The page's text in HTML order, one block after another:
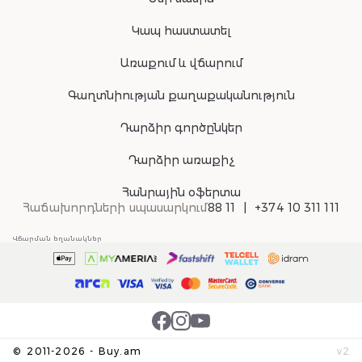
Կապ հաստատել
Առաքում և վճարում
Գաղտնիության քաղաքականություն
Դարձիր գործընկեր
Դարձիր առաքիչ
Հանրային օֆերտա
Հաճախորդների սպասարկում88 11 +374 10 311 111
© 2011-2026 - Buy.am v2
Վճարման եղանակներ